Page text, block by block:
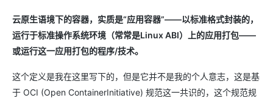
云原生语境下的容器，实质是“应用容器”——以标准格式封装的，
运行于标准操作系统环境（常常是Linux ABI）上的应用打包——
或运行这一应用打包的程序/技术。
这个定义是我在这里写下的，但是它并不是我的个人意志，这是基
于 OCI (Open ContainerInitiative) 规范这一共识的，这个规范规